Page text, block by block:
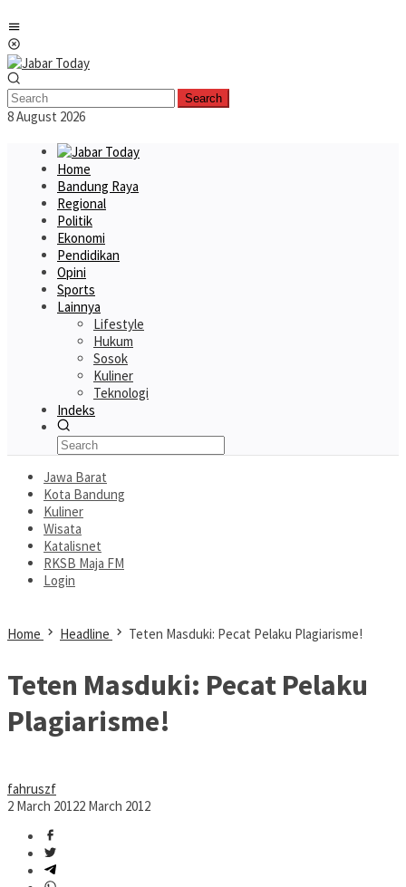
to
content
Search
8 August 2026
Home
Bandung Raya
Regional
Politik
Ekonomi
Pendidikan
Opini
Sports
Lainnya
Lifestyle
Hukum
Sosok
Kuliner
Teknologi
Indeks
Jawa Barat
Kota Bandung
Kuliner
Wisata
Katalisnet
RKSB Maja FM
Login
Home Headline Teten Masduki: Pecat Pelaku Plagiarisme!
Teten Masduki: Pecat Pelaku
Plagiarisme!
fahruszf
2 March 20122 March 2012